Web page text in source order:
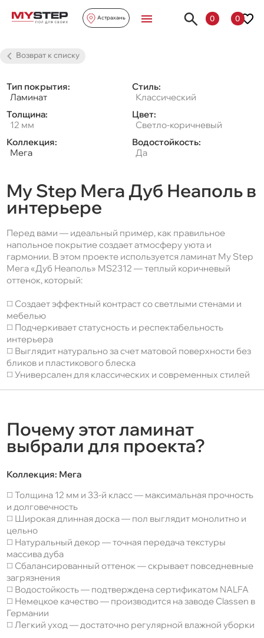
Астрахань 0 0
Возврат к списку
Тип покрытия:
Ламинат
Стиль:
Классический
Толщина:
12 мм
Цвет:
Светло-коричневый
Коллекция:
Мега
Водостойкость:
Да
My Step Мега Дуб Неаполь в
интерьере
Перед вами — идеальный пример, как правильное
напольное покрытие создает атмосферу уюта и
гармонии. В этом проекте используется ламинат My Step
Мега «Дуб Неаполь» MS2312 — теплый коричневый
оттенок, который:
◻️ Создает эффектный контраст со светлыми стенами и
мебелью
◻️ Подчеркивает статусность и респектабельность
интерьера
◻️ Выглядит натурально за счет матовой поверхности без
бликов и пластикового блеска
◻️ Универсален для классических и современных стилей
Почему этот ламинат
выбрали для проекта?
Коллекция: Мега
◻️ Толщина 12 мм и 33-й класс — максимальная прочность
и долговечность
◻️ Широкая длинная доска — пол выглядит монолитно и
цельно
◻️ Натуральный декор — точная передача текстуры
массива дуба
◻️ Сбалансированный оттенок — скрывает повседневные
загрязнения
◻️ Водостойкость — подтверждена сертификатом NALFA
◻️ Немецкое качество — производится на заводе Classen в
Германии
◻️ Легкий уход — достаточно регулярной влажной уборки